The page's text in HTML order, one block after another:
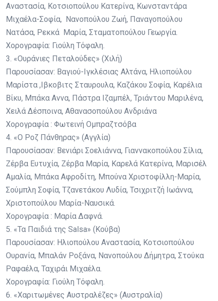
Αναστασία, Κοτσιοπούλου Κατερίνα, Κωνσταντάρα
Μιχαέλα-Σοφία, Νανοπούλου Ζωή, Παναγοπούλου
Νατάσα, Ρεκκά Μαρία, Σταματοπούλου Γεωργία.
Χορογραφία: Γιούλη Τόφαλη.
3. «Ουράνιες Πεταλούδες» (Χιλή)
Παρουσίασαν: Βαγιού-Ιγκλέσιας Αλτάνα, Ηλιοπούλου
Μαρίστα ,Ιβκοβιτς Σταυρουλα, Καζάκου Σοφία, Καρέλια
Βίκυ, Μπάκα Αννα, Πάστρα Ιζαμπέλ, Τριάντου Μαριλένα,
Χειλά Δέσποινα, Αθανασοπούλου Ανδριάνα
Χορογραφία : Φωτεινή Ομπραζτσόβα
4. «Ο Ροζ Πάνθηρας» (Αγγλία)
Παρουσίασαν: Βενιάρι Σοελιάννα, Γιαννακοπούλου Σίλια,
Ζέρβα Ευτυχία, Ζέρβα Μαρία, Καρελά Κατερίνα, Μαρισέλ
Αμαλία, Μπάκα Αφροδίτη, Μπούνα Χριστοφίλλη-Μαρία,
Σούμπλη Σοφία, Τζανετάκου Λυδία, Τσιχριτζή Ιωάννα,
Χριστοπούλου Μαρία-Ναυσικά.
Χορογραφία : Μαρία Δαφνά.
5. «Τα Παιδιά της Salsa» (Κούβα)
Παρουσίασαν: Ηλιοπούλου Αναστασία, Κοτσιοπούλου
Ουρανία, Μπαλάν Ροξάνα, Νανοπούλου Δήμητρα, Στούκα
Ραφαέλα, Ταχιράι Μιχαέλα.
Χορογραφία: Γιούλη Τόφαλη.
6. «Χαριτωμένες Αυστραλέζες» (Αυστραλία)